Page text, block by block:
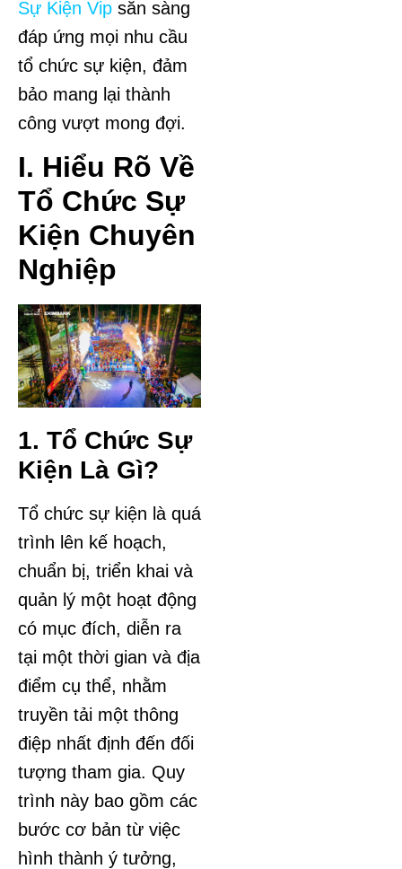
Sự Kiện Vip sẵn sàng
đáp ứng mọi nhu cầu
tổ chức sự kiện, đảm
bảo mang lại thành
công vượt mong đợi.
I. Hiểu Rõ Về
Tổ Chức Sự
Kiện Chuyên
Nghiệp
1. Tổ Chức Sự
Kiện Là Gì?
Tổ chức sự kiện là quá
trình lên kế hoạch,
chuẩn bị, triển khai và
quản lý một hoạt động
có mục đích, diễn ra
tại một thời gian và địa
điểm cụ thể, nhằm
truyền tải một thông
điệp nhất định đến đối
tượng tham gia. Quy
trình này bao gồm các
bước cơ bản từ việc
hình thành ý tưởng,